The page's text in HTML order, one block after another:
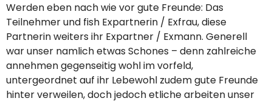
Werden eben nach wie vor gute Freunde: Das
Teilnehmer und fish Expartnerin / Exfrau, diese
Partnerin weiters ihr Expartner / Exmann. Generell
war unser namlich etwas Schones – denn zahlreiche
annehmen gegenseitig wohl im vorfeld,
untergeordnet auf ihr Lebewohl zudem gute Freunde
hinter verweilen, doch jedoch etliche arbeiten unser